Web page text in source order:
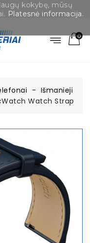
0
Išmanieji
Watch Strap
kokybę, mūsų
Platesnė informacija.